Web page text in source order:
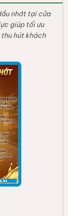
nhớt tại cửa
giúp tối ưu
hút khách